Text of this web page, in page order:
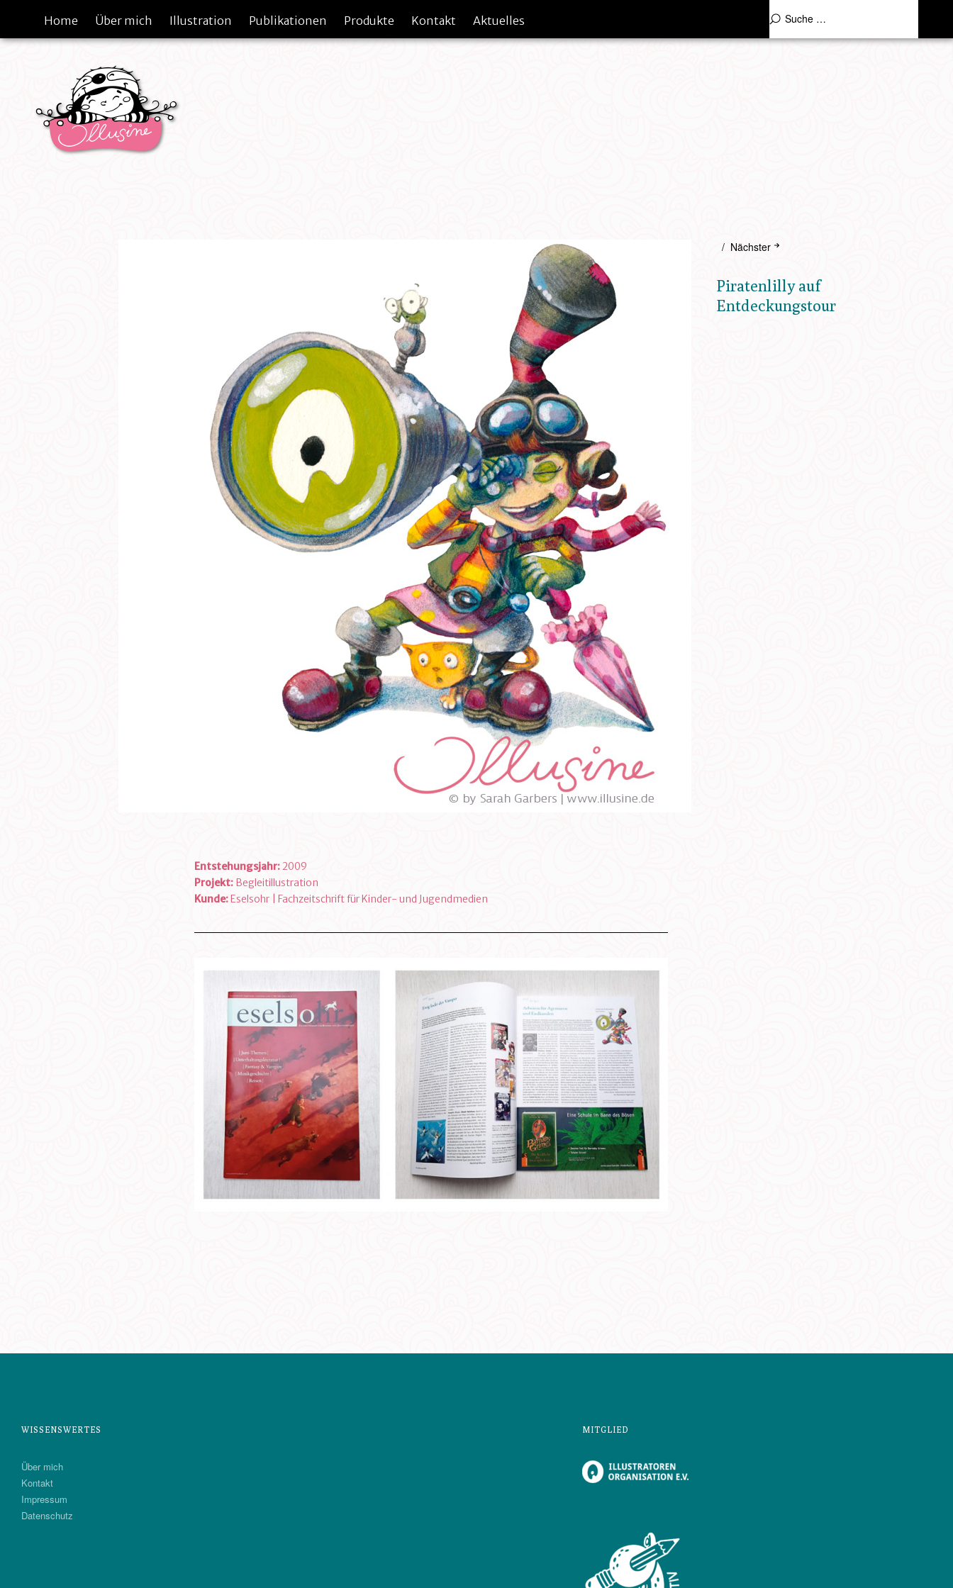
Home Über mich Illustration Publikationen Produkte Kontakt Aktuelles
Nächster
Piratenlilly auf
Entdeckungstour
Entstehungsjahr:2009
Projekt: Begleitillustration
Kunde:Eselsohr | Fachzeitschrift für Kinder- und Jugendmedien
WISSENSWERTES
Über mich
Kontakt
Impressum
Datenschutz
MITGLIED